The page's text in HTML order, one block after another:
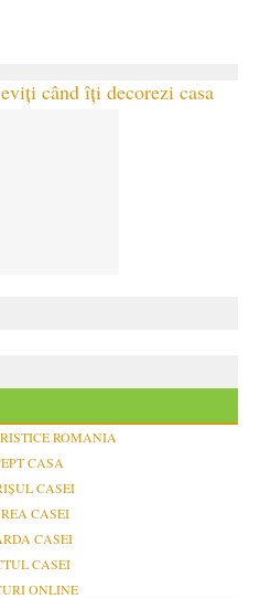
când îți decorezi casa
ROMANIA
CASA
CASEI
CASEI
CASEI
CASEI
ONLINE